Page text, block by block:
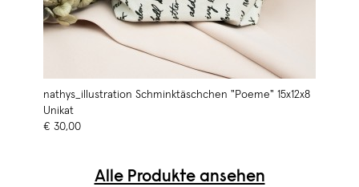
nathys_illustration Schminktäschchen "Poeme" 15x12x8
Unikat
€ 30,00
Alle Produkte ansehen